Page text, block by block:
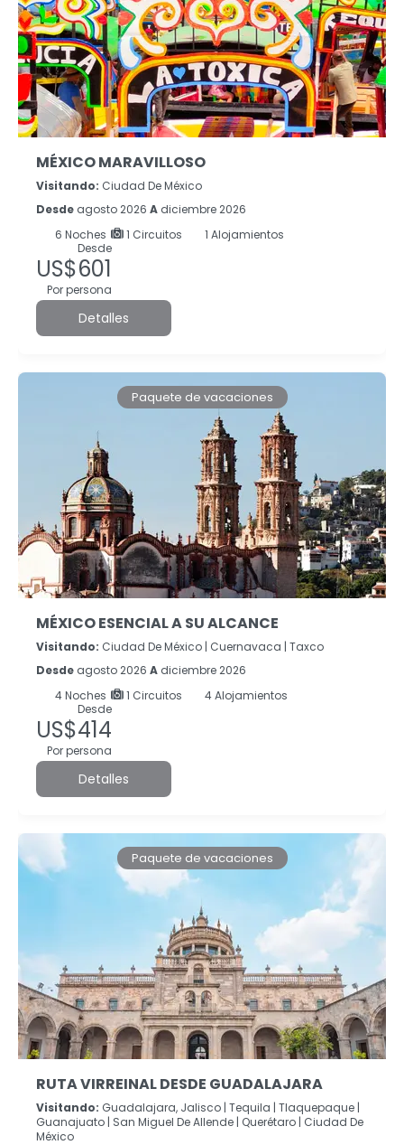
MÉXICO MARAVILLOSO
Visitando: Ciudad De México
Desde agosto 2026 A diciembre 2026
6 Noches 1 Circuitos
1 Alojamientos
Desde
US$601
Por persona
Detalles
Paquete de vacaciones
MÉXICO ESENCIAL A SU ALCANCE
Visitando: Ciudad De México | Cuernavaca | Taxco
Desde agosto 2026 A diciembre 2026
4Noches 1 Circuitos
4 Alojamientos
Desde
US$414
Por persona
Detalles
Paquete de vacaciones
RUTA VIRREINAL DESDE GUADALAJARA
Visitando: Guadalajara, Jalisco | Tequila | Tlaquepaque |
Guanajuato | San Miguel De Allende | Querétaro | Ciudad De
México